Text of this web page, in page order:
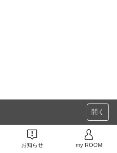
開く
お知らせ my ROOM